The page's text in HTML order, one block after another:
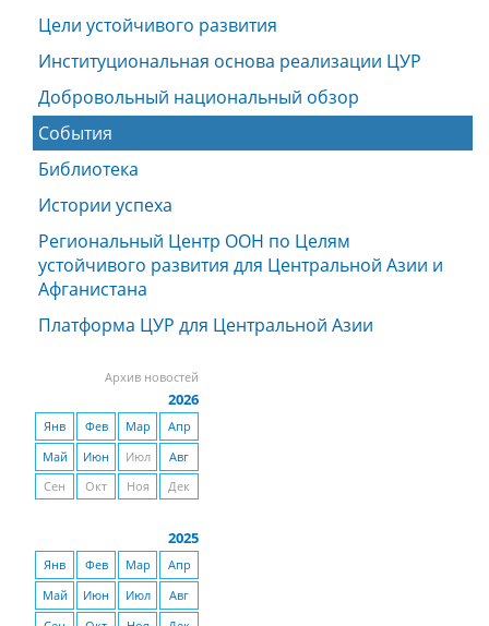
Цели устойчивого развития
Институциональная основа реализации ЦУР
Добровольный национальный обзор
События
Библиотека
Истории успеха
Региональный Центр ООН по Целям
устойчивого развития для Центральной Азии и
Афганистана
Платформа ЦУР для Центральной Азии
Архив новостей
2026
Янв Фев Мар
Апр
Май
Июн Июл
Авг
Сен
Окт Ноя Дек
2025
Янв Фев Мар
Апр
Май
Июн Июл
Авг